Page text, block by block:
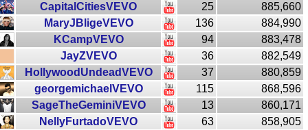
CapitalCitiesVEVO
25
885,660
MaryJBligeVEVO
136
884,990
KCampVEVO
94
883,478
JayZVEVO
36
882,549
HollywoodUndeadVEVO
37
880,859
georgemichaelVEVO
115
868,596
SageTheGeminiVEVO
13
860,171
NellyFurtadoVEVO
63
858,905